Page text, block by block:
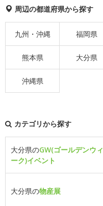
周辺の都道府県から探す
九州・沖縄 福岡県
熊本県 大分県
沖縄県
カテゴリから探す
大分県のGW(ゴールデンウィ
ーク)イベント
大分県の物産展